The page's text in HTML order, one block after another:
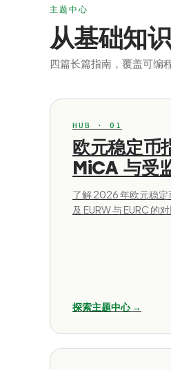
主题中心
从基础知
四篇长篇指南，覆盖可编
HUB · 01
欧元稳定币
MiCA 与受
了解 2026 年欧元稳定
及 EURW 与 EURC 的对
探索主题中心 →